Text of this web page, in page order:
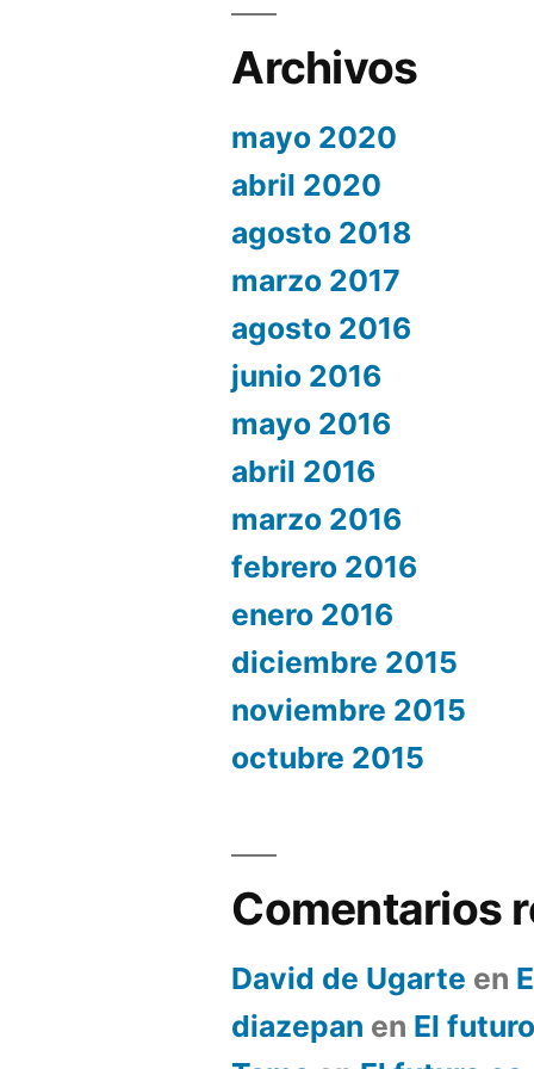
Archivos
mayo 2020
abril 2020
agosto 2018
marzo 2017
agosto 2016
junio 2016
mayo 2016
abril 2016
marzo 2016
febrero 2016
enero 2016
diciembre 2015
noviembre 2015
octubre 2015
Comentarios
David de Ugarte en
diazepan en El